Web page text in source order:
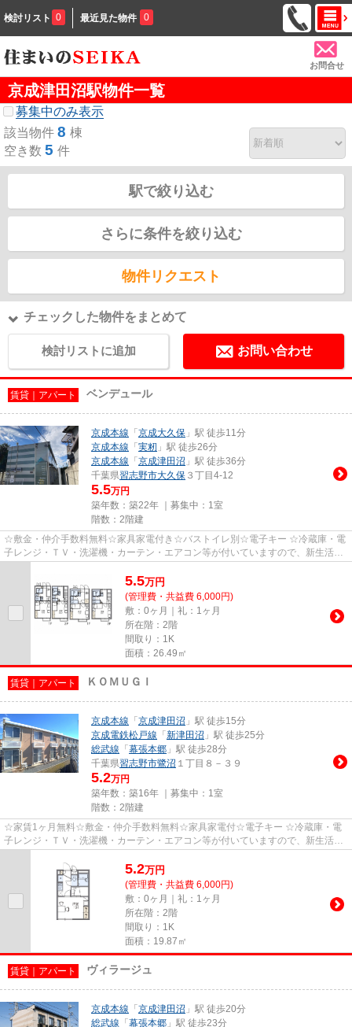
検討リスト 0 最近見た物件 0
お問合せ
京成津田沼駅物件一覧
募集中のみ表示
該当物件 8 棟
空き数 5 件
駅で絞り込む
さらに条件を絞り込む
物件リクエスト
チェックした物件をまとめて
検討リストに追加 お問い合わせ
賃貸｜アパート ベンデュール
京成本線 「 京成大久保 」駅 徒歩11分
京成本線 「 実籾 」駅 徒歩26分
京成本線 「 京成津田沼 」駅 徒歩36分
千葉県習志野市大久保 ３丁目4-12
5.5万円
築年数：築22年 ｜募集中： 1室
階数：2階建
☆敷金・仲介手数料無料☆家具家電付き☆バストイレ別☆電子キー ☆冷蔵庫・電
子レンジ・ＴＶ・洗濯機・カーテン・エアコン等が付いていますので、新生活が
5.5万円
(管理費・共益費 6,000円)
敷：0ヶ月｜礼：1ヶ月
所在階：2階
間取り：1K
面積：26.49㎡
賃貸｜アパート ＫＯＭＵＧＩ
京成本線 「 京成津田沼 」駅 徒歩15分
京成電鉄松戸線 「 新津田沼 」駅 徒歩25分
総武線 「 幕張本郷 」駅 徒歩28分
千葉県習志野市鷺沼 １丁目８－３９
5.2万円
築年数：築16年 ｜募集中： 1室
階数：2階建
☆家賃1ヶ月無料☆敷金・仲介手数料無料☆家具家電付☆電子キー ☆冷蔵庫・電
子レンジ・ＴＶ・洗濯機・カーテン・エアコン等が付いていますので、新生活が
5.2万円
(管理費・共益費 6,000円)
敷：0ヶ月｜礼：1ヶ月
所在階：2階
間取り：1K
面積：19.87㎡
賃貸｜アパート ヴィラージュ
京成本線 「 京成津田沼 」駅 徒歩20分
総武線 「 幕張本郷 」駅 徒歩23分